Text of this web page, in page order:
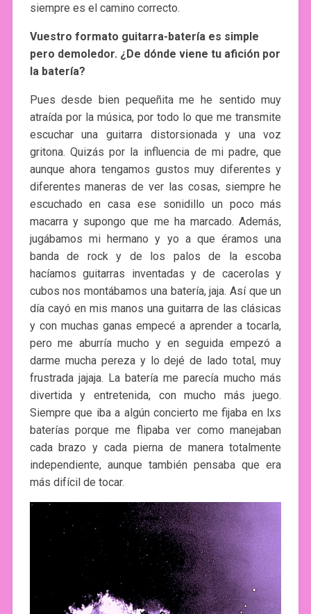
siempre es el camino correcto.
Vuestro formato guitarra-batería es simple
pero demoledor. ¿De dónde viene tu afición por
la batería?
Pues desde bien pequeñita me he sentido muy
atraída por la música, por todo lo que me transmite
escuchar una guitarra distorsionada y una voz
gritona. Quizás por la influencia de mi padre, que
aunque ahora tengamos gustos muy diferentes y
diferentes maneras de ver las cosas, siempre he
escuchado en casa ese sonidillo un poco más
macarra y supongo que me ha marcado. Además,
jugábamos mi hermano y yo a que éramos una
banda de rock y de los palos de la escoba
hacíamos guitarras inventadas y de cacerolas y
cubos nos montábamos una batería, jaja. Así que un
día cayó en mis manos una guitarra de las clásicas
y con muchas ganas empecé a aprender a tocarla,
pero me aburría mucho y en seguida empezó a
darme mucha pereza y lo dejé de lado total, muy
frustrada jajaja. La batería me parecía mucho más
divertida y entretenida, con mucho más juego.
Siempre que iba a algún concierto me fijaba en lxs
baterías porque me flipaba ver como manejaban
cada brazo y cada pierna de manera totalmente
independiente, aunque también pensaba que era
más difícil de tocar.